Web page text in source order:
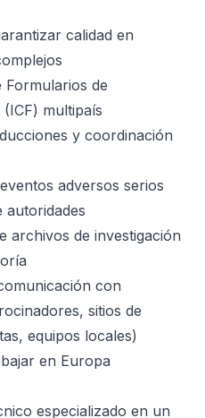
calidad en
Formularios de
multipaís
y coordinación
adversos serios
autoridades
archivos de investigación
con
sitios de
equipos locales)
en Europa
especializado en un